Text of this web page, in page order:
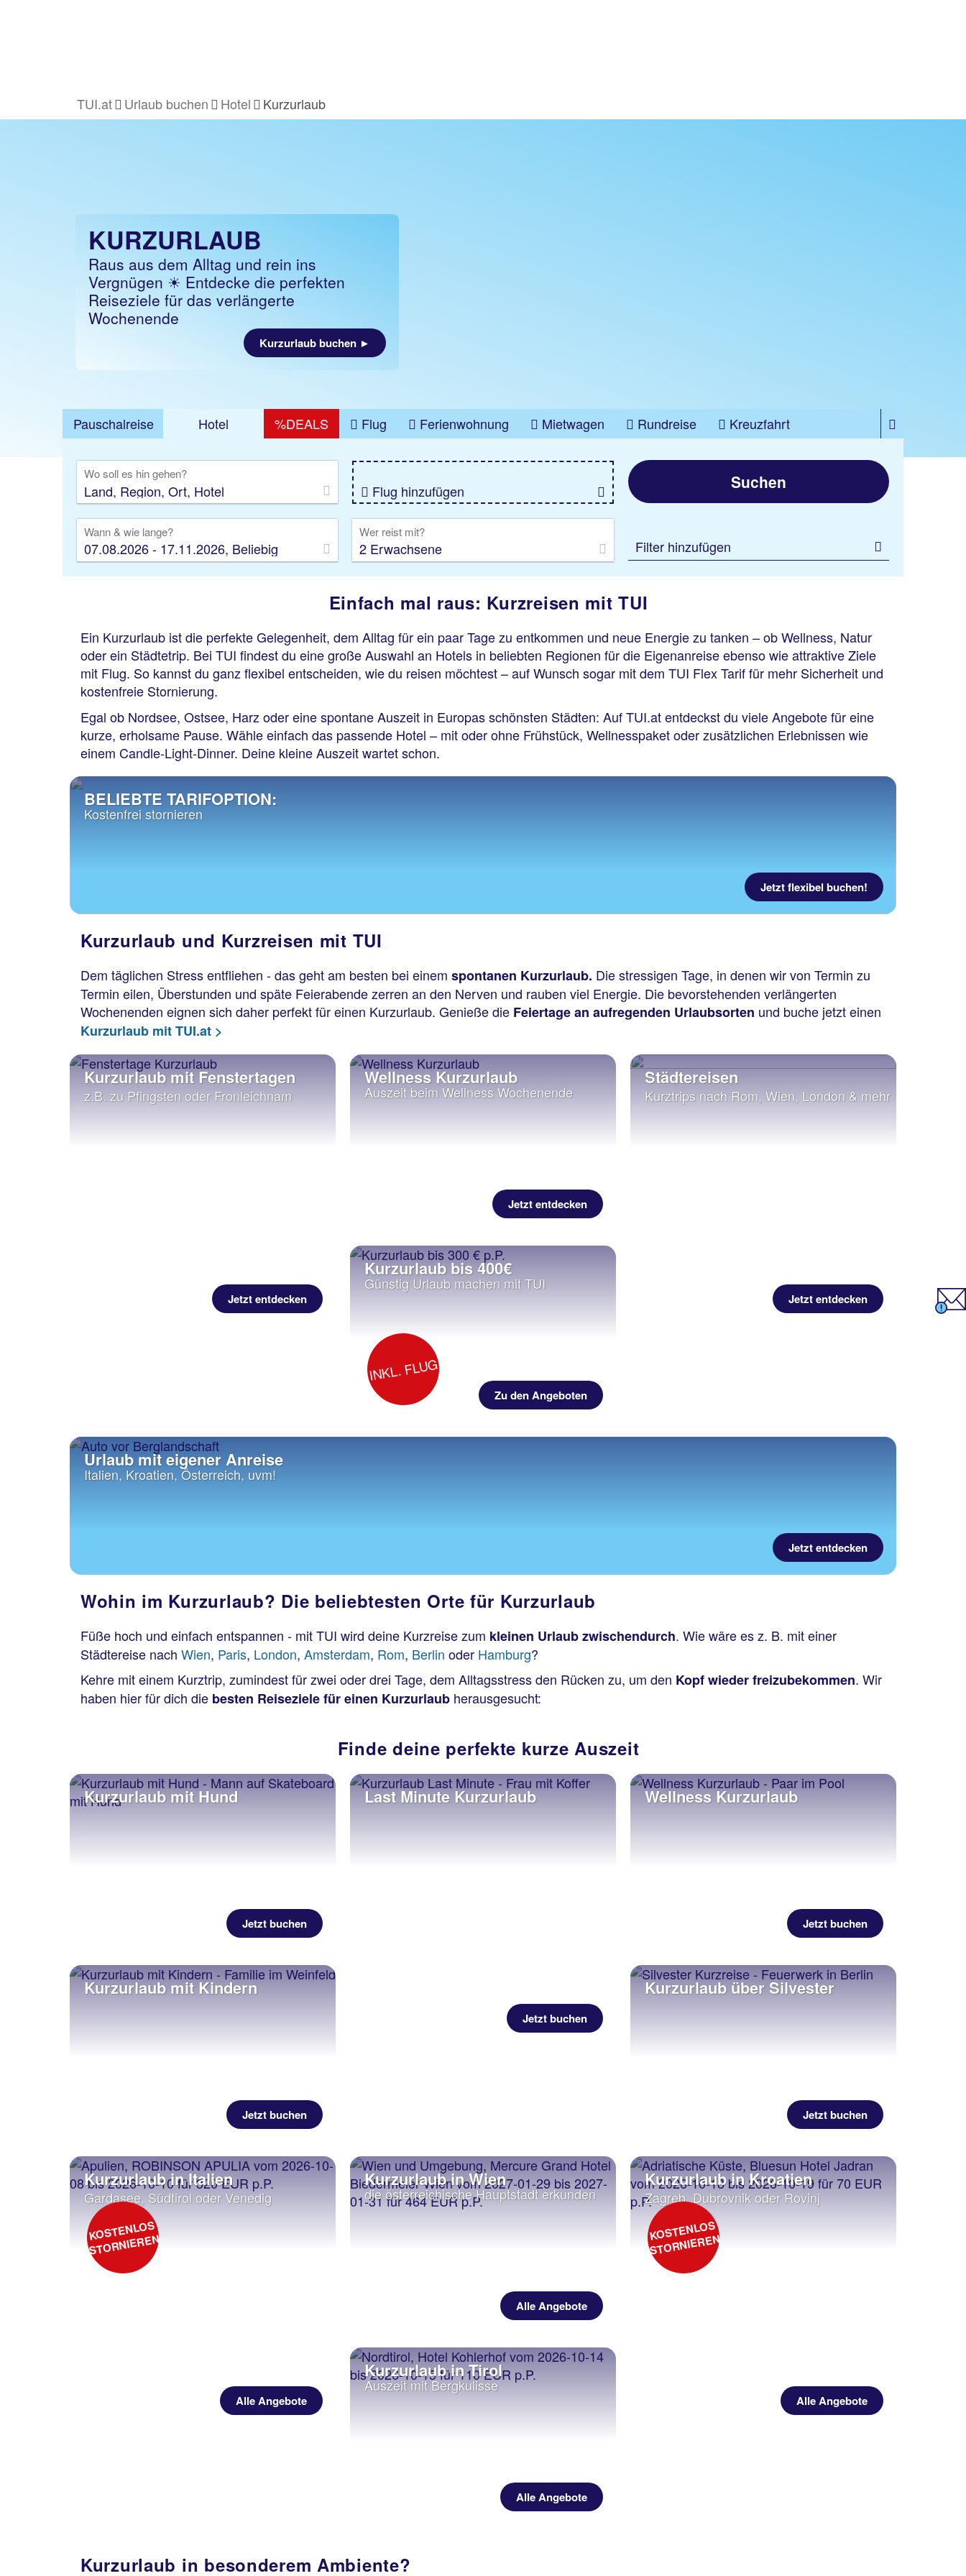
TUI.at Urlaub buchen Hotel Kurzurlaub
KURZURLAUB
Raus aus dem Alltag und rein ins
Vergnügen ☀ Entdecke die perfekten
Reiseziele für das verlängerte
Wochenende
Kurzurlaub buchen ►
Pauschalreise Hotel %DEALS Flug Ferienwohnung Mietwagen Rundreise
Kreuzfahrt
Wo soll es hin gehen?
Flug hinzufügen
Wann & wie lange?
07.08.2026 - 17.11.2026, Beliebig
Wer reist mit?
2 Erwachsene
Suchen
Filter hinzufügen
Einfach mal raus: Kurzreisen mit TUI
Ein Kurzurlaub ist die perfekte Gelegenheit, dem Alltag für ein paar Tage zu entkommen und neue Energie zu tanken – ob Wellness, Natur
oder ein Städtetrip. Bei TUI findest du eine große Auswahl an Hotels in beliebten Regionen für die Eigenanreise ebenso wie attraktive Ziele
mit Flug. So kannst du ganz flexibel entscheiden, wie du reisen möchtest – auf Wunsch sogar mit dem TUI Flex Tarif für mehr Sicherheit und
kostenfreie Stornierung.
Egal ob Nordsee, Ostsee, Harz oder eine spontane Auszeit in Europas schönsten Städten: Auf TUI.at entdeckst du viele Angebote für eine
kurze, erholsame Pause. Wähle einfach das passende Hotel – mit oder ohne Frühstück, Wellnesspaket oder zusätzlichen Erlebnissen wie
einem Candle-Light-Dinner. Deine kleine Auszeit wartet schon.
BELIEBTE TARIFOPTION:
Kostenfrei stornieren
Jetzt flexibel buchen!
Kurzurlaub und Kurzreisen mit TUI
Dem täglichen Stress entfliehen - das geht am besten bei einem spontanen Kurzurlaub. Die stressigen Tage, in denen wir von Termin zu
Termin eilen, Überstunden und späte Feierabende zerren an den Nerven und rauben viel Energie. Die bevorstehenden verlängerten
Wochenenden eignen sich daher perfekt für einen Kurzurlaub. Genieße die Feiertage an aufregenden Urlaubsorten und buche jetzt einen
Kurzurlaub mit TUI.at >
Kurzurlaub mit Fenstertagen
z.B. zu Pfingsten oder Fronleichnam
Jetzt entdecken
Wellness Kurzurlaub
Auszeit beim Wellness Wochenende
Jetzt entdecken
Kurzurlaub bis 400€
Günstig Urlaub machen mit TUI
INKL. FLUG
Zu den Angeboten
Städtereisen
Kurztrips nach Rom, Wien, London & mehr
Jetzt entdecken
Urlaub mit eigener Anreise
Italien, Kroatien, Österreich, uvm!
Jetzt entdecken
Wohin im Kurzurlaub? Die beliebtesten Orte für Kurzurlaub
Füße hoch und einfach entspannen - mit TUI wird deine Kurzreise zum kleinen Urlaub zwischendurch. Wie wäre es z. B. mit einer
Städtereise nach Wien, Paris, London, Amsterdam, Rom, Berlin oder Hamburg?
Kehre mit einem Kurztrip, zumindest für zwei oder drei Tage, dem Alltagsstress den Rücken zu, um den Kopf wieder freizubekommen. Wir
haben hier für dich die besten Reiseziele für einen Kurzurlaub herausgesucht:
Finde deine perfekte kurze Auszeit
Kurzurlaub mit Hund
Jetzt buchen
Kurzurlaub mit Kindern
Jetzt buchen
Last Minute Kurzurlaub
Jetzt buchen
Wellness Kurzurlaub
Jetzt buchen
Kurzurlaub über Silvester
Jetzt buchen
Kurzurlaub in Italien
Gardasee, Südtirol oder Venedig
KOSTENLOS
STORNIEREN
Alle Angebote
Kurzurlaub in Wien
die österreichische Hauptstadt erkunden
Alle Angebote
Kurzurlaub in Tirol
Auszeit mit Bergkulisse
Alle Angebote
Kurzurlaub in Kroatien
Zagreb, Dubrovnik oder Rovinj
KOSTENLOS
STORNIEREN
Alle Angebote
Kurzurlaub in besonderem Ambiente?